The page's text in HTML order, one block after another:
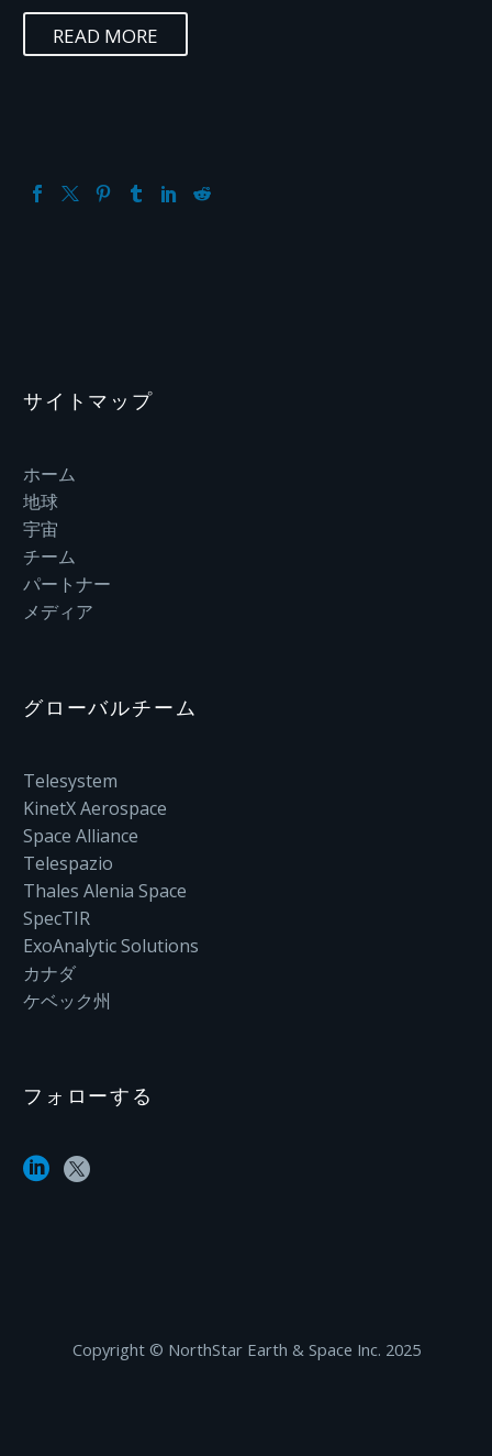
READ MORE
サイトマップ
ホーム
地球
宇宙
チーム
パートナー
メディア
グローバルチーム
Telesystem
KinetX Aerospace
Space Alliance
Telespazio
Thales Alenia Space
SpecTIR
ExoAnalytic Solutions
カナダ
ケベック州
フォローする
Copyright ©‎ NorthStar Earth & Space Inc. 2025